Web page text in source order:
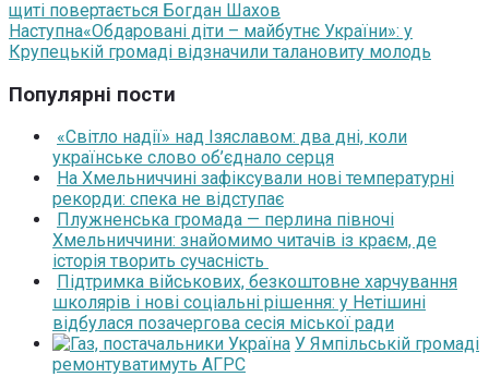
щиті повертається Богдан Шахов
Наступна«Обдаровані діти – майбутнє України»: у
Крупецькій громаді відзначили талановиту молодь
Популярні пости
«Світло надії» над Ізяславом: два дні, коли
українське слово об’єднало серця
На Хмельниччині зафіксували нові температурні
рекорди: спека не відступає
Плужненська громада — перлина півночі
Хмельниччини: знайомимо читачів із краєм, де
історія творить сучасність
Підтримка військових, безкоштовне харчування
школярів і нові соціальні рішення: у Нетішині
відбулася позачергова сесія міської ради
У Ямпільській громаді
ремонтуватимуть АГРС